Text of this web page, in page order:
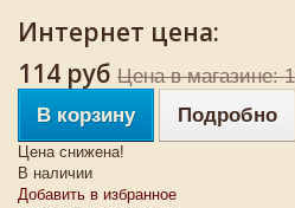
Интернет цена:
114 руб Цена в магазине:
В корзину
Подробно
Цена снижена!
В наличии
Добавить в избранное